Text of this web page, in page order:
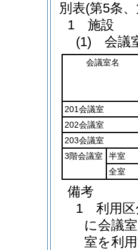
別表(第5条
1 施設
(1) 会議
会議室名
201会議室
202会議室
203会議室
3階会議室
半室
全室
備考
1 利用区
に会議
室を利